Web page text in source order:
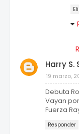
Harry S.
19 marzo,
Debuta
Vayan
Fuerza
Responder